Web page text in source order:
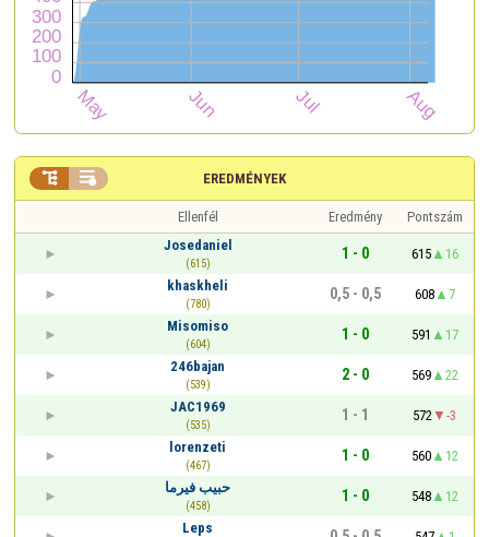
EREDMÉNYEK
 
Ellenfél Eredmény
Pontszám
Josedaniel
(615)
1 - 0 615
16
khaskheli
(780)
0,5 - 0,5 608
7
Misomiso
(604)
1 - 0 591
17
246bajan
(539)
2 - 0 569
22
JAC1969
(535)
1 - 1 572
-3
lorenzeti
(467)
1 - 0 560
12
حبيب فيرما
(458)
1 - 0 548
12
Leps